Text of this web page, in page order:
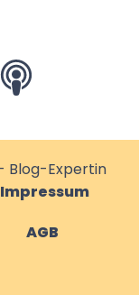
Blog-Expertin
Impressum
AGB